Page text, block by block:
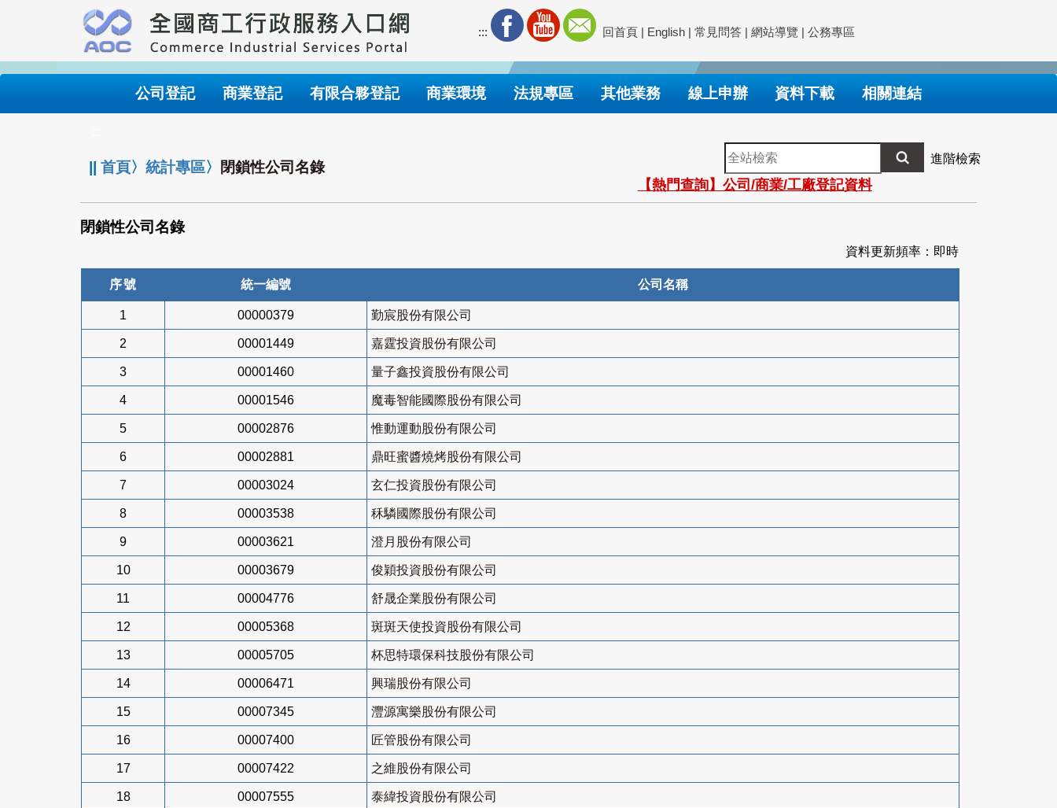
要
內
::: 回首頁 | English | 常見問答 | 網站導覽 | 公務專區
公司登記 商業登記 有限合夥登記 商業環境 法規專區 其他業務 線上申辦 資料下載 相關連結
||首頁〉統計專區〉 閉鎖性公司名錄
全
站
檢
索
進階檢索
【熱門查詢】公司/商業/工廠登記資料
閉鎖性公司名錄
資料更新頻率：即時
序號 統一編號 公司名稱
1 00000379 勤宸股份有限公司
2 00001449 嘉霆投資股份有限公司
3 00001460 量子鑫投資股份有限公司
4 00001546 魔毒智能國際股份有限公司
5 00002876 惟動運動股份有限公司
6 00002881 鼎旺蜜醬燒烤股份有限公司
7 00003024 玄仁投資股份有限公司
8 00003538 秝驎國際股份有限公司
9 00003621 澄月股份有限公司
10 00003679 俊穎投資股份有限公司
11 00004776 舒晟企業股份有限公司
12 00005368 斑斑天使投資股份有限公司
13 00005705 杯思特環保科技股份有限公司
14 00006471 興瑞股份有限公司
15 00007345 灃源寓樂股份有限公司
16 00007400 匠管股份有限公司
17 00007422 之維股份有限公司
18 00007555 泰緯投資股份有限公司